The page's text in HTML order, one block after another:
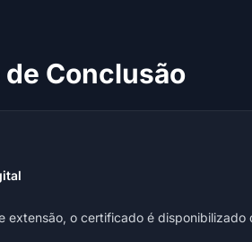
Conclusão
extensão, o certificado é disponibilizado